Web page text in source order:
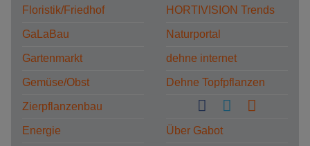
Floristik/Friedhof
GaLaBau
Gartenmarkt
Gemüse/Obst
Zierpflanzenbau
Energie
HORTIVISION Trends
Naturportal
dehne internet
Dehne Topfpflanzen
Über Gabot